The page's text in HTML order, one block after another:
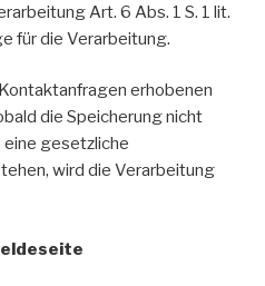
Art. 6 Abs. 1 S. 1 lit.
für die Verarbeitung.
erhobenen
die Speicherung nicht
eine gesetzliche
wird die Verarbeitung